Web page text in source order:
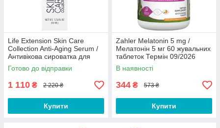
Life Extension Skin Care
Collection Anti-Aging Serum /
Антивікова сироватка для
шкіри 50 мл 08/2026
Готово до відправки
1 110 ₴ 2 220 ₴
Купити
Zahler Melatonin 5 mg /
Мелатонін 5 мг 60 жувальних
таблеток Термін 09/2026
В наявності
344 ₴ 573 ₴
Купити